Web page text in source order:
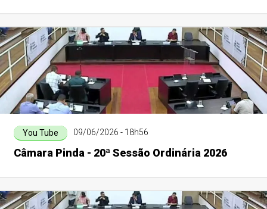
You Tube 09/06/2026 - 18h56
Câmara Pinda - 20ª Sessão Ordinária 2026